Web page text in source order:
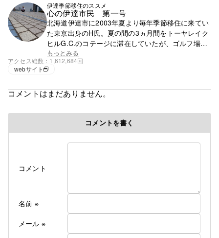
伊達季節移住のススメ
心の伊達市民 第一号
北海道伊達市に2003年夏より毎年季節移住に来てい
た東京出身のH氏。夏の間の3ヵ月間をトーヤレイク
ヒルG.C.のコテージに滞在していたが、ゴルフ場の
閉鎖で滞在先を失う。それ以降は行く先が無く、都
心で徘徊の毎日。
もっとみる
アクセス総数
1,612,684回
webサイト
コメントはまだありません。
コメントを書く
コメント
名前 ※
メール ※